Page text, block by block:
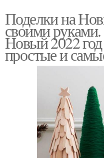
Поделки на
своими
Новый 2022 год
простые и